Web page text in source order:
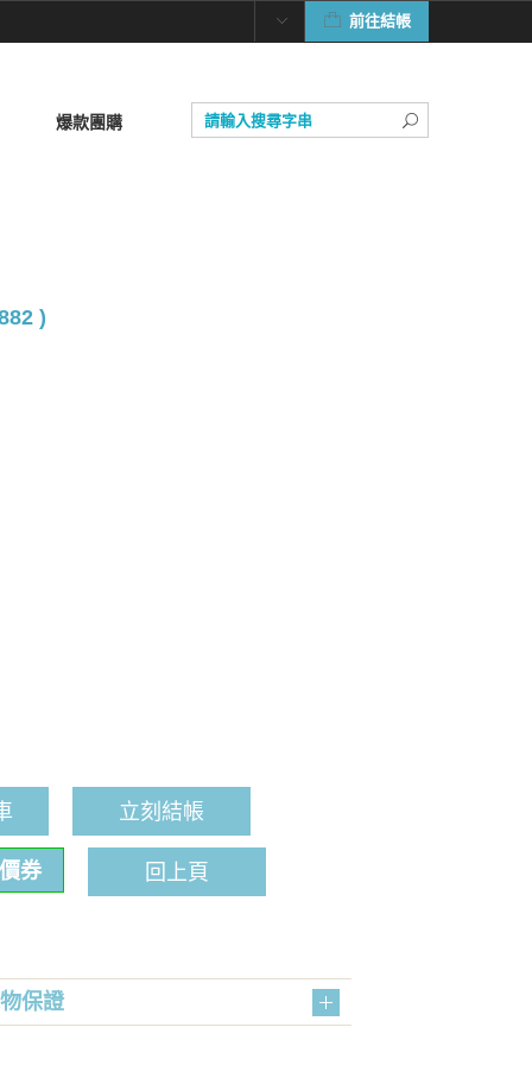
前往結帳
爆款團購
)
立刻結帳
券 回上頁
保證